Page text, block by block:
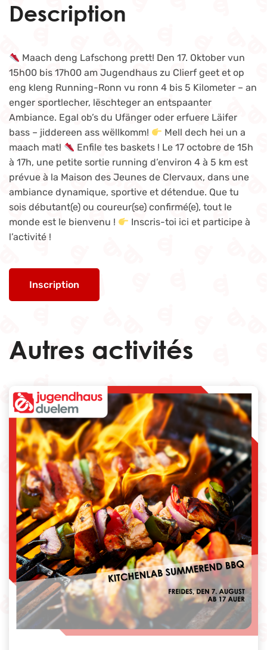
Description
Maach deng Lafschong prett! Den 17. Oktober vun
15h00 bis 17h00 am Jugendhaus zu Clierf geet et op
eng kleng Running-Ronn vu ronn 4 bis 5 Kilometer – an
enger sportlecher, lëschteger an entspaanter
Ambiance. Egal ob’s du Ufänger oder erfuere Läifer
bass – jiddereen ass wëllkomm!
Mell dech hei un a
maach mat!
Enfile tes baskets ! Le 17 octobre de 15h
à 17h, une petite sortie running d’environ 4 à 5 km est
prévue à la Maison des Jeunes de Clervaux, dans une
ambiance dynamique, sportive et détendue. Que tu
sois débutant(e) ou coureur(se) confirmé(e), tout le
monde est le bienvenu !
Inscris-toi ici et participe à
l’activité !
Inscription
Autres activités